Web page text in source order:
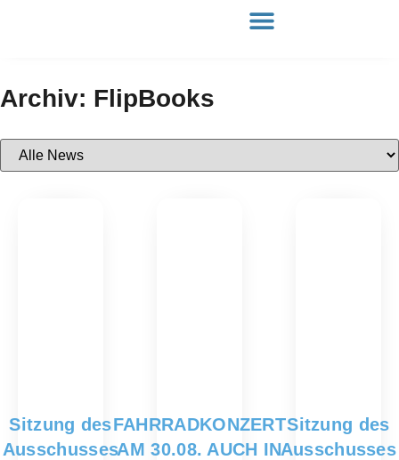
Archiv: FlipBooks
Sitzung des
Ausschusses
FAHRRADKONZERT
AM 30.08. AUCH IN
Sitzung des
Ausschusses